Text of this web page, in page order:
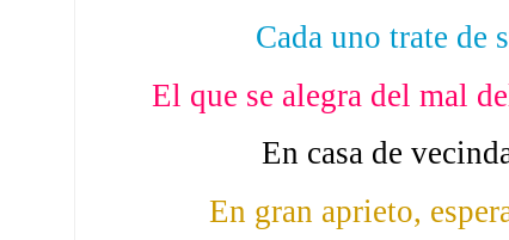
Cada uno trate de
El que se alegra del mal
En casa de
En gran aprieto,